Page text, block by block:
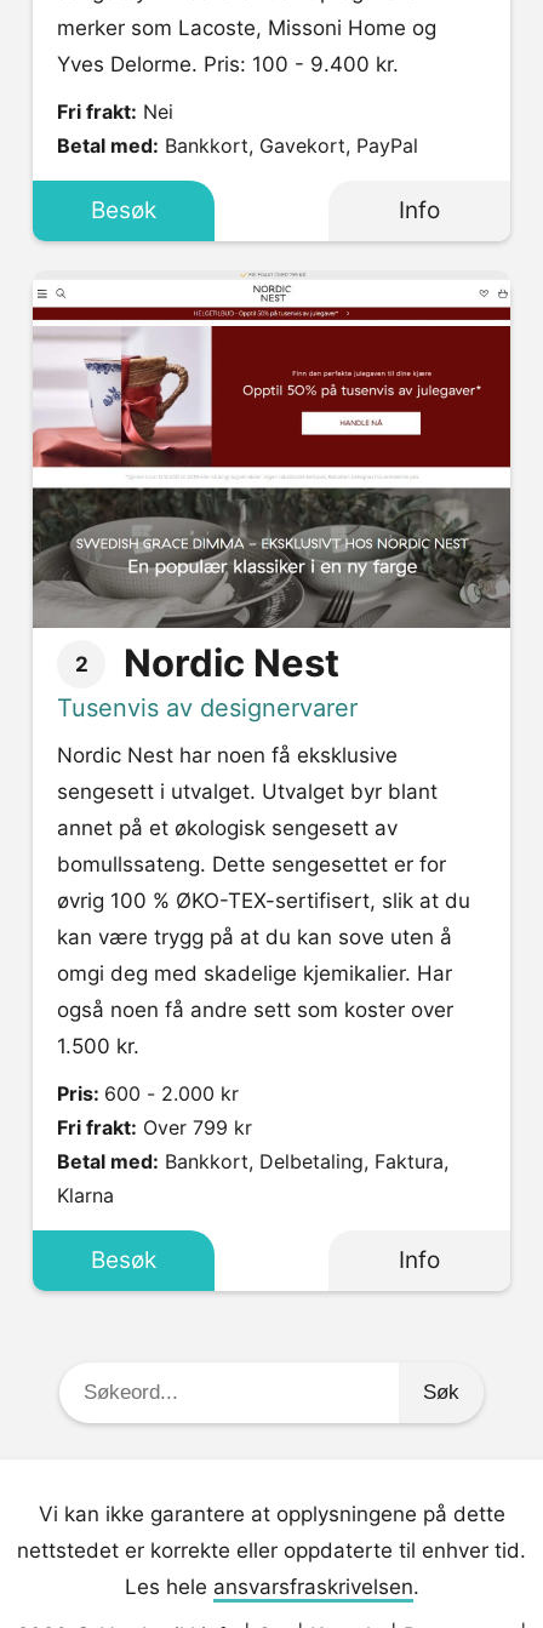
merker som Lacoste, Missoni Home og
Yves Delorme. Pris: 100 - 9.400 kr.
Fri frakt: Nei
Betal med: Bankkort, Gavekort, PayPal
Besøk Info
2 Nordic Nest
Tusenvis av designervarer
Nordic Nest har noen få eksklusive
sengesett i utvalget. Utvalget byr blant
annet på et økologisk sengesett av
bomullssateng. Dette sengesettet er for
øvrig 100 % ØKO-TEX-sertifisert, slik at du
kan være trygg på at du kan sove uten å
omgi deg med skadelige kjemikalier. Har
også noen få andre sett som koster over
1.500 kr.
Pris: 600 - 2.000 kr
Fri frakt: Over 799 kr
Betal med:
Klarna
Besøk Info
Søkeord:
Vi kan ikke garantere at opplysningene på dette
nettstedet er korrekte eller oppdaterte til enhver tid.
Les hele ansvarsfraskrivelsen.